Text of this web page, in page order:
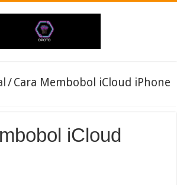
/Cara Membobol iCloud iPhone
iCloud